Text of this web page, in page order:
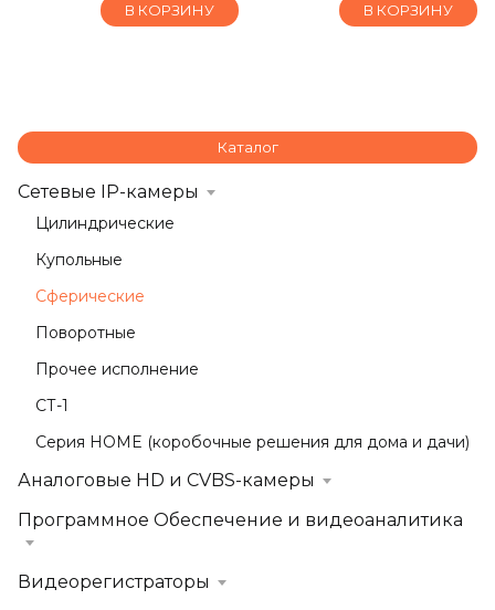
В КОРЗИНУ В КОРЗИНУ
Каталог
Сетевые IP-камеры
Цилиндрические
Купольные
Сферические
Поворотные
Прочее исполнение
СТ-1
Серия HOME (коробочные решения для дома и дачи)
Аналоговые HD и CVBS-камеры
Программное Обеспечение и видеоаналитика
Видеорегистраторы